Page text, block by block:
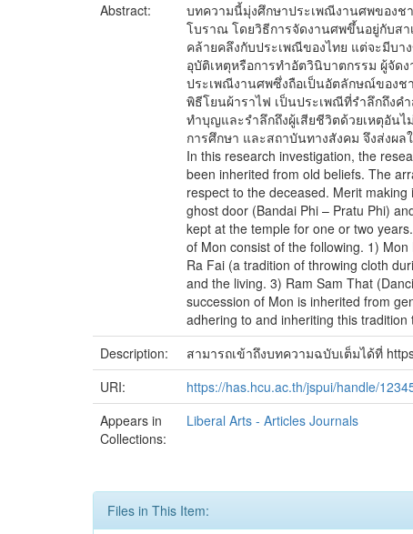
Abstract:
บทความนี้มุ่งศึกษาประเพณีงานศพของช
โบราณ โดยวิธีการจัดงานศพขึ้นอยู่กับสา
คล้ายคลึงกับประเพณีของไทย แต่จะมีบา
อุบัติเหตุหรือการทำอัตวินิบาตกรรม ผู้จัด
ประเพณีงานศพซึ่งถือเป็นอัตลักษณ์ของช
พิธีโยนผ้าราไฟ เป็นประเพณีที่รำลึกถึงค
ทำบุญและรำลึกถึงผู้เสียชีวิตด้วยเหตุอัน
การศึกษา และสถาบันทางสังคม จึงส่งผ
In this research investigation, the
been inherited from old beliefs. The
respect to the deceased. Merit
ghost door (Bandai Phi – Pratu Phi)
kept at the temple for one or two
of Mon consist of the following. 1)
Ra Fai (a tradition of throwing cloth
and the living. 3) Ram Sam That
succession of Mon is inherited from
adhering to and inheriting this
Description:
สามารถเข้าถึงบทความฉบับเต็มได้ที่
URI:
https://has.hcu.ac.th/jspui/handle/
Appears in
Collections:
Liberal Arts - Articles Journals
Files in This Item: